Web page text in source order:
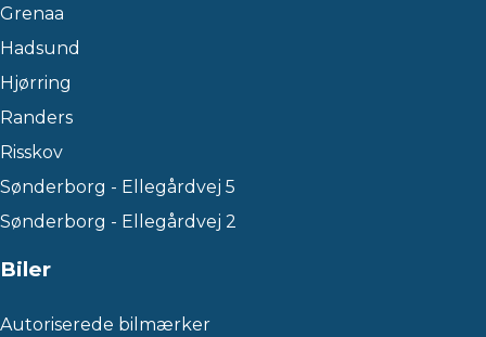
Grenaa
Hadsund
Hjørring
Randers
Risskov
Sønderborg - Ellegårdvej 5
Sønderborg - Ellegårdvej 2
Biler
Autoriserede bilmærker